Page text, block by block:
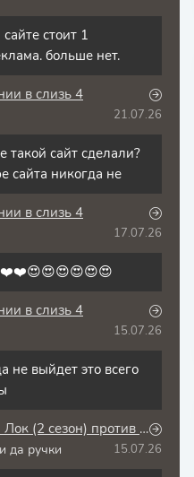
стоит 1
больше нет.
в слизь 4
21.07.26
такой сайт сделали?
сайта никогда не
в слизь 4
17.07.26
в слизь 4
15.07.26
не выйдет это всего
Синяя тюрьма: Блю Лок (2 сезон) против юношеской сборной Японии
да ручки 15.07.26